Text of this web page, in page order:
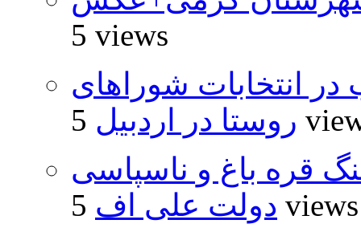
5 views
۵۰۰۰ داوطلب در انتخابات شوراهای
روستا در اردبیل 5
قره باغ و ناسپاسی
دولت علی اف 5 views